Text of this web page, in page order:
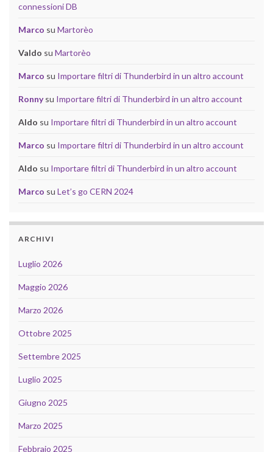
connessioni DB
Marco su Martorèo
Valdo su Martorèo
Marco su Importare filtri di Thunderbird in un altro account
Ronnysu Importare filtri di Thunderbird in un altro account
Aldo su Importare filtri di Thunderbird in un altro account
Marco su Importare filtri di Thunderbird in un altro account
Aldo su Importare filtri di Thunderbird in un altro account
Marco su Let’s go CERN 2024
ARCHIVI
Luglio 2026
Maggio 2026
Marzo 2026
Ottobre 2025
Settembre 2025
Luglio 2025
Giugno 2025
Marzo 2025
Febbraio 2025